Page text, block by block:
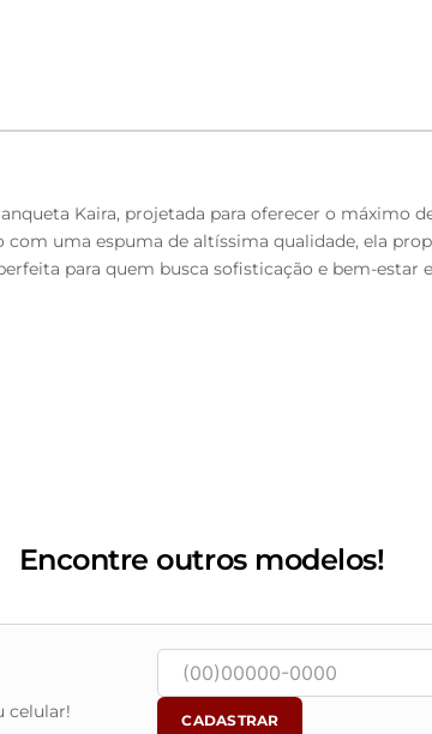
Kaira, projetada para oferecer o máximo
uma espuma de altíssima qualidade, ela
para quem busca sofisticação e bem-estar
de tecidos.
sem esfregar, não utilizar produtos
Encontre outros modelos!
celular! CADASTRAR